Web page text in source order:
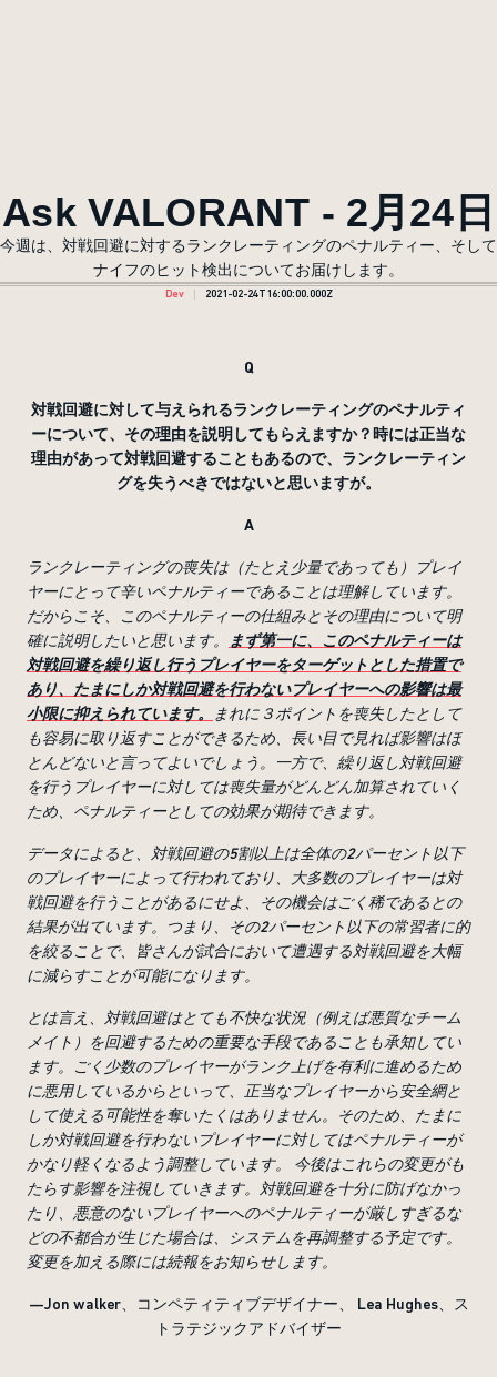
Ask VALORANT - 2月24日
今週は、対戦回避に対するランクレーティングのペナルティー、そして
ナイフのヒット検出についてお届けします。
Dev 2021-02-24T16:00:00.000Z
Q
対戦回避に対して与えられるランクレーティングのペナルティ
ーについて、その理由を説明してもらえますか？時には正当な
理由があって対戦回避することもあるので、ランクレーティン
グを失うべきではないと思いますが。
A
ランクレーティングの喪失は（たとえ少量であっても）プレイ
ヤーにとって辛いペナルティーであることは理解しています。
だからこそ、このペナルティーの仕組みとその理由について明
確に説明したいと思います。
まず第一に、このペナルティーは
対戦回避を繰り返し行うプレイヤーをターゲットとした措置で
あり、たまにしか対戦回避を行わないプレイヤーへの影響は最
小限に抑えられています。
まれに３ポイントを喪失したとして
も容易に取り返すことができるため、長い目で見れば影響はほ
とんどないと言ってよいでしょう。一方で、繰り返し対戦回避
を行うプレイヤーに対しては喪失量がどんどん加算されていく
ため、ペナルティーとしての効果が期待できます。
データによると、対戦回避の5割以上は全体の2パーセント以下
のプレイヤーによって行われており、大多数のプレイヤーは対
戦回避を行うことがあるにせよ、その機会はごく稀であるとの
結果が出ています。つまり、その2パーセント以下の常習者に的
を絞ることで、皆さんが試合において遭遇する対戦回避を大幅
に減らすことが可能になります。
とは言え、対戦回避はとても不快な状況（例えば悪質なチーム
メイト）を回避するための重要な手段であることも承知してい
ます。ごく少数のプレイヤーがランク上げを有利に進めるため
に悪用しているからといって、正当なプレイヤーから安全網と
して使える可能性を奪いたくはありません。そのため、たまに
しか対戦回避を行わないプレイヤーに対してはペナルティーが
かなり軽くなるよう調整しています。 今後はこれらの変更がも
たらす影響を注視していきます。対戦回避を十分に防げなかっ
たり、悪意のないプレイヤーへのペナルティーが厳しすぎるな
どの不都合が生じた場合は、システムを再調整する予定です。
変更を加える際には続報をお知らせします。
—Jon walker、コンペティティブデザイナー、 Lea Hughes、ス
トラテジックアドバイザー